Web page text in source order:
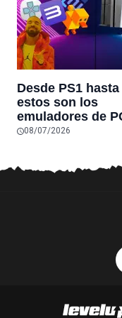
Desde PS1 hasta
estos son los
emuladores de
móviles para jugar
ante el fin de los
físicos
08/07/2026